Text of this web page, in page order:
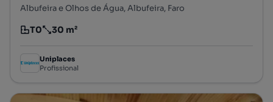
Albufeira e Olhos de Água, Albufeira, Faro
Tipologia
T0
Preço por metro quadrado
30 m²
Uniplaces
Profissional